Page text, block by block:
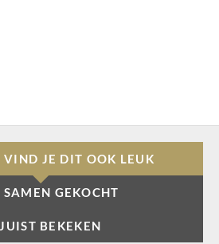
VIND JE DIT OOK LEUK
GEKOCHT
BEKEKEN